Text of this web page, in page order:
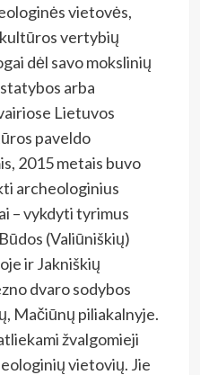
vietovės,
vertybių
dėl savo mokslinių
arba
Lietuvos
paveldo
2015 metais buvo
archeologinius
– vykdyti tyrimus
(Valiūniškių)
ir Jakniškių
dvaro sodybos
Mačiūnų piliakalnyje.
žvalgomieji
vietovių. Jie